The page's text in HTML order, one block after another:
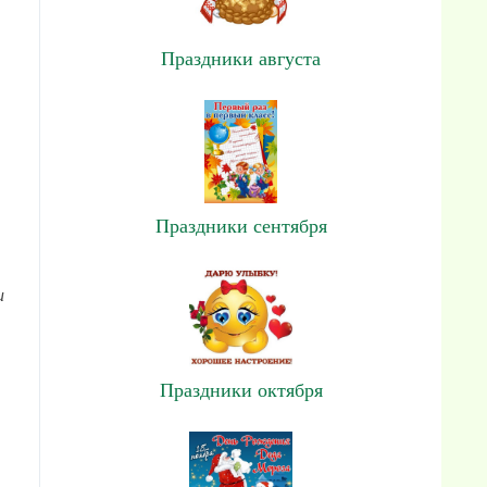
Праздники августа
Праздники сентября
Праздники октября